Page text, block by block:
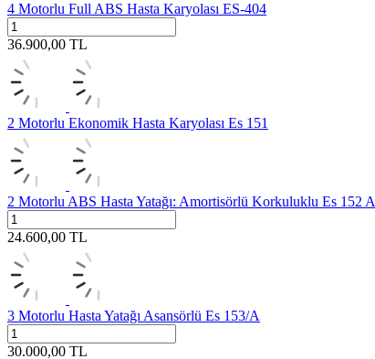
4 Motorlu Full ABS Hasta Karyolası ES-404
36.900,00 TL
2 Motorlu Ekonomik Hasta Karyolası Es 151
2 Motorlu ABS Hasta Yatağı: Amortisörlü Korkuluklu Es 152 A
24.600,00 TL
3 Motorlu Hasta Yatağı Asansörlü Es 153/A
30.000,00 TL